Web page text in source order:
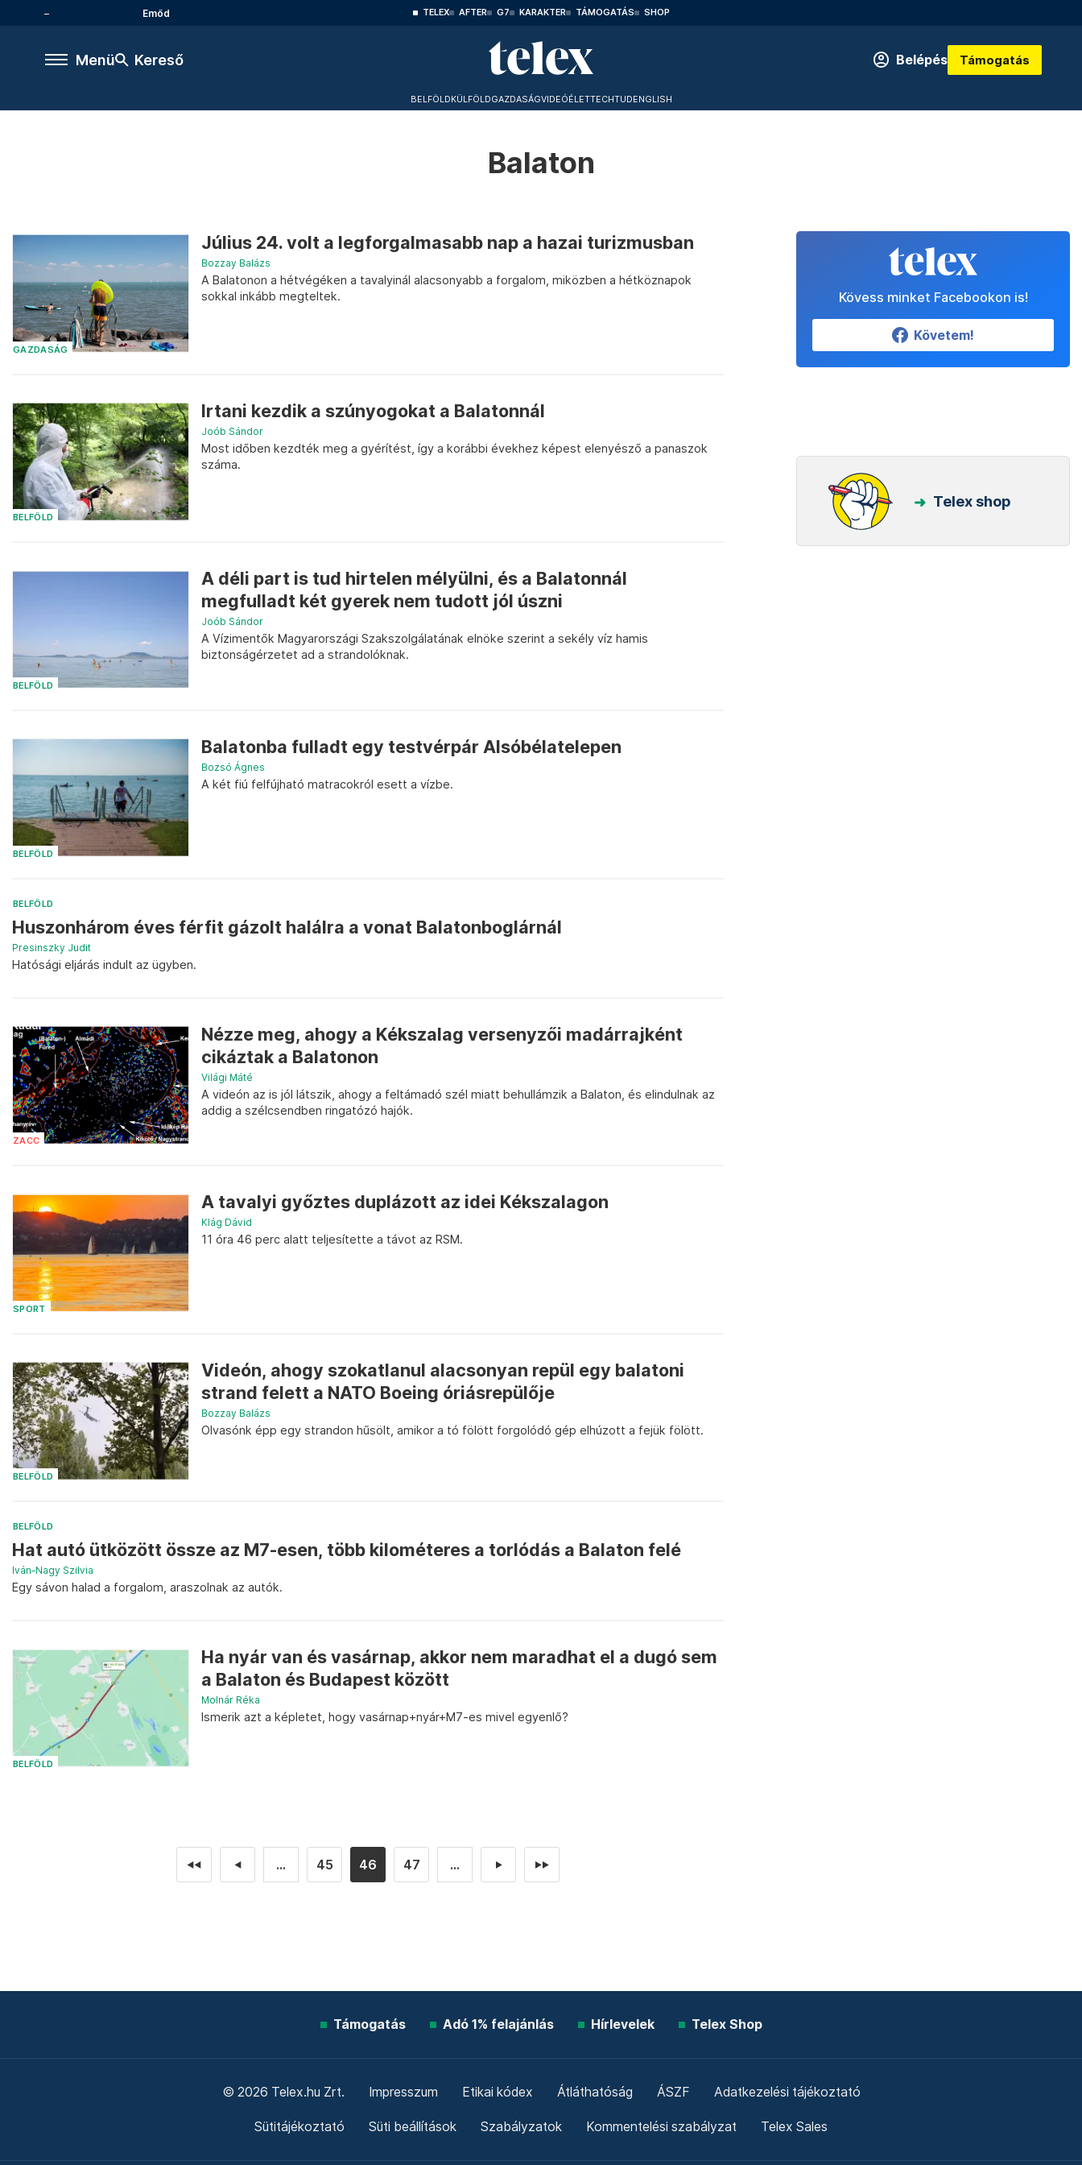
Emőd TELEX AFTER G7 KARAKTER TÁMOGATÁS SHOP
Menü Kereső Belépés Támogatás
BELFÖLDKÜLFÖLDGAZDASÁGVIDEÓÉLETTECHTUDENGLISH
Balaton
GAZDASÁG
Július 24. volt a legforgalmasabb nap a hazai turizmusban
Bozzay Balázs
A Balatonon a hétvégéken a tavalyinál alacsonyabb a forgalom, miközben a hétköznapok
sokkal inkább megteltek.
BELFÖLD
Irtani kezdik a szúnyogokat a Balatonnál
Joób Sándor
Most időben kezdték meg a gyérítést, így a korábbi évekhez képest elenyésző a panaszok
száma.
BELFÖLD
A déli part is tud hirtelen mélyülni, és a Balatonnál
megfulladt két gyerek nem tudott jól úszni
Joób Sándor
A Vízimentők Magyarországi Szakszolgálatának elnöke szerint a sekély víz hamis
biztonságérzetet ad a strandolóknak.
BELFÖLD
Balatonba fulladt egy testvérpár Alsóbélatelepen
Bozsó Ágnes
A két fiú felfújható matracokról esett a vízbe.
BELFÖLD
Huszonhárom éves férfit gázolt halálra a vonat Balatonboglárnál
Presinszky Judit
Hatósági eljárás indult az ügyben.
ZACC
Nézze meg, ahogy a Kékszalag versenyzői madárrajként
cikáztak a Balatonon
Világi Máté
A videón az is jól látszik, ahogy a feltámadó szél miatt behullámzik a Balaton, és elindulnak az
addig a szélcsendben ringatózó hajók.
SPORT
A tavalyi győztes duplázott az idei Kékszalagon
Klág Dávid
11 óra 46 perc alatt teljesítette a távot az RSM.
BELFÖLD
Videón, ahogy szokatlanul alacsonyan repül egy balatoni
strand felett a NATO Boeing óriásrepülője
Bozzay Balázs
Olvasónk épp egy strandon hűsölt, amikor a tó fölött forgolódó gép elhúzott a fejük fölött.
BELFÖLD
Hat autó ütközött össze az M7-esen, több kilométeres a torlódás a Balaton felé
Iván-Nagy Szilvia
Egy sávon halad a forgalom, araszolnak az autók.
BELFÖLD
Ha nyár van és vasárnap, akkor nem maradhat el a dugó sem
a Balaton és Budapest között
Molnár Réka
Ismerik azt a képletet, hogy vasárnap+nyár+M7-es mivel egyenlő?
◄◄ ◄ ... 45 46 47 ... ► ►►
Kövess minket Facebookon is!
Követem!
Telex shop
Támogatás Adó 1% felajánlás Hírlevelek Telex Shop
© 2026 Telex.hu Zrt. Impresszum Etikai kódex Átláthatóság ÁSZF Adatkezelési tájékoztató
Sütitájékoztató Süti beállítások Szabályzatok Kommentelési szabályzat Telex Sales